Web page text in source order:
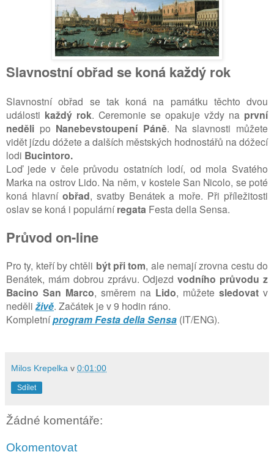
Slavnostní obřad se koná každý rok
Slavnostníobřad se tak koná na památku těchto dvou
události každý rok. Ceremonie se opakuje vždy na první
neděli po Nanebevstoupení Páně. Na slavnosti můžete
vidět jízdu dóžete a dalších městských hodnostářů na dóžecí
lodi Bucintoro.
Loď jedev čele průvodu ostatních lodí, od mola Svatého
Marka na ostrov Lido. Na něm, v kostele San Nicolo, se poté
koná hlavní obřad, svatby Benátek a moře. Při příležitosti
oslav se koná i populárníregata Festa della Sensa.
Průvod on-line
Pro ty, kteří by chtěli být při tom, ale nemají zrovna cestu do
Benátek, mám dobrou zprávu. Odjezdvodního průvodu z
Bacino San Marco, směrem na Lido, můžete sledovat v
neděli živě. Začátek je v 9 hodin ráno.
Kompletníprogram Festa della Sensa (IT/ENG).
Milos Krepelka v 0:01:00
Sdílet
Žádné komentáře:
Okomentovat